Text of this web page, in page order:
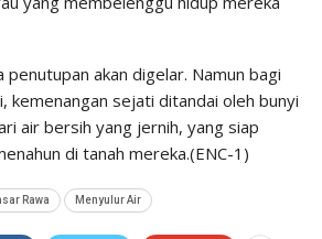
penutupan akan digelar. Namun bagi
kemenangan sejati ditandai oleh bunyi
air bersih yang jernih, yang siap
di tanah mereka.(ENC-1)
Rawa Menyulur Air